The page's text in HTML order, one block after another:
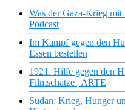
Was der Gaza-Krieg
Podcast
Im Kampf gegen den
Essen bestellen
1921. Hilfe gegen den
Filmschätze | ARTE
Sudan: Krieg, Hunger